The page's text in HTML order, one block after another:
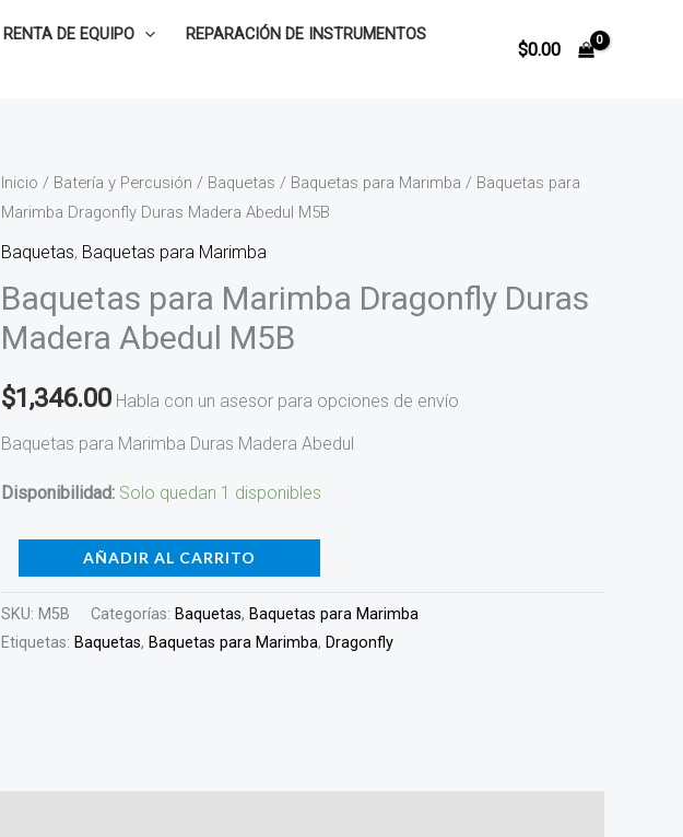
RENTA DE EQUIPO
REPARACIÓN DE INSTRUMENTOS
$0.00
Inicio / Batería y Percusión / Baquetas / Baquetas para Marimba / Baquetas para
Marimba Dragonfly Duras Madera Abedul M5B
Baquetas, Baquetas para Marimba
Baquetas para Marimba Dragonfly Duras
Madera Abedul M5B
$1,346.00 Habla con un asesor para opciones de envío
Baquetas para Marimba Duras Madera Abedul
Disponibilidad: Solo quedan 1 disponibles
Baquetas
para
Marimba
Duras
Madera
M5B
cantidad
AÑADIR AL CARRITO
SKU: M5B Categorías: Baquetas, Baquetas para Marimba
Etiquetas: Baquetas, Baquetas para Marimba, Dragonfly